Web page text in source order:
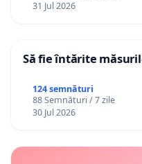
31 Jul 2026
Să fie întărite
124 semnături
88 Semnături / 7 zile
30 Jul 2026